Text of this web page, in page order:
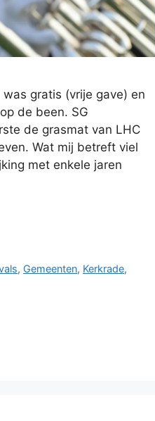
gratis (vrije gave) en
de been. SG
de grasmat van LHC
Wat mij betreft viel
met enkele jaren
, Gemeenten, Kerkrade,